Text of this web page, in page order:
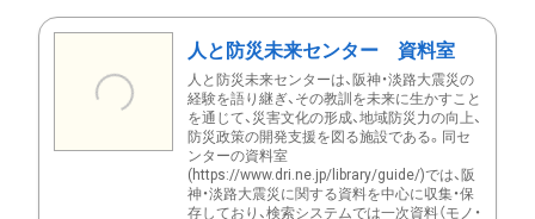
人と防災未来センター 資料室
人と防災未来センターは、阪神・淡路大震災の
経験を語り継ぎ、その教訓を未来に生かすこと
を通じて、災害文化の形成、地域防災力の向上、
防災政策の開発支援を図る施設である。同セ
ンターの資料室
(https://www.dri.ne.jp/library/guide/)では、阪
神・淡路大震災に関する資料を中心に収集・保
存しており、検索システムでは一次資料（モノ・